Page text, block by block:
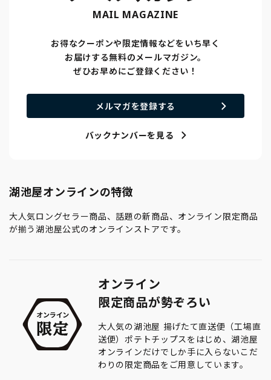
MAIL MAGAZINE
お得なクーポンや限定情報などをいち早く
お届けする無料のメールマガジン。
ぜひお早めにご登録ください！
メルマガを登録する
バックナンバーを見る
湖池屋オンラインの特徴
大人気ロングセラー商品、話題の新商品、オンライン限定商品
が揃う湖池屋公式のオンラインストアです。
オンライン
限定商品が勢ぞろい
大人気の湖池屋 揚げたて直送便（工場直
送便）ポテトチップスをはじめ、湖池屋
オンラインだけでしか手に入らないこだ
わりの限定商品をご用意しています。